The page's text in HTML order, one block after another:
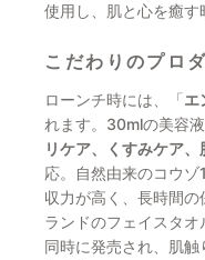
使用し、肌と心を癒す
こだわりのプロ
ローンチ時には、「エ
れます。30mlの美容
リケア、くすみケア、
応。自然由来のコウ
収力が高く、長時間
ランドのフェイスタオ
同時に発売され、肌